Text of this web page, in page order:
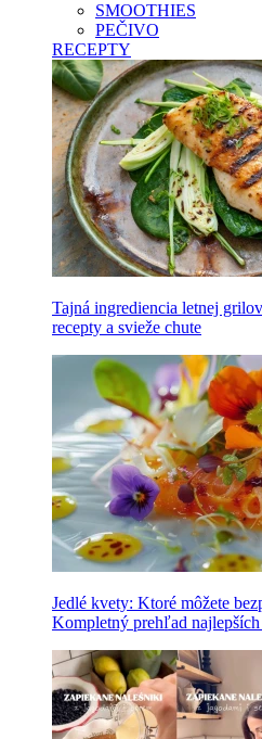
SMOOTHIES
PEČIVO
RECEPTY
Tajná ingrediencia letnej
recepty a svieže chute
Jedlé kvety: Ktoré môžete
Kompletný prehľad